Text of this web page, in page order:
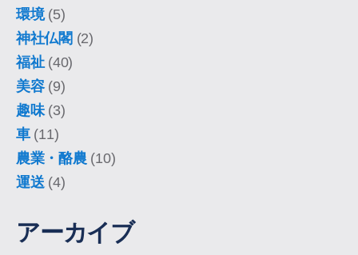
環境(5)
神社仏閣 (2)
福祉(40)
美容(9)
趣味(3)
車(11)
農業・酪農 (10)
運送 (4)
アーカイブ